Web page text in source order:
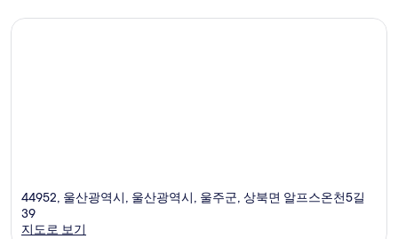
44952, 울산광역시, 울산광역시, 울주군, 상북면 알프스온천5길
39
지도로 보기